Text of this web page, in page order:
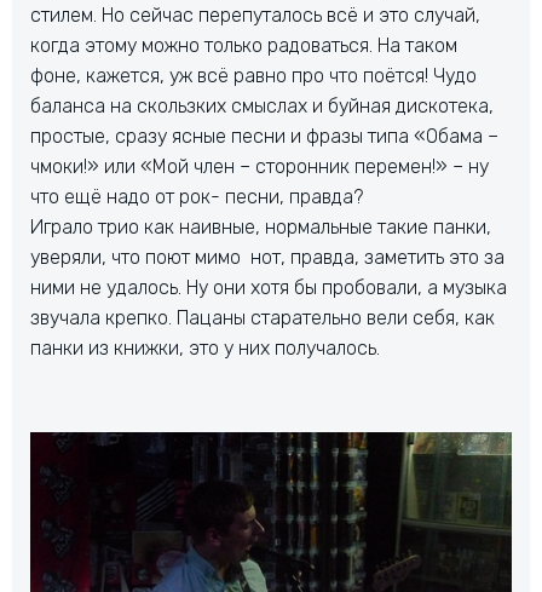
стилем. Но сейчас перепуталось всё и это случай,
когда этому можно только радоваться. На таком
фоне, кажется, уж всё равно про что поётся! Чудо
баланса на скользких смыслах и буйная дискотека,
простые, сразу ясные песни и фразы типа «Обама –
чмоки!» или «Мой член – сторонник перемен!» – ну
что ещё надо от рок- песни, правда?
Играло трио как наивные, нормальные такие панки,
уверяли, что поют мимо нот, правда, заметить это за
ними не удалось. Ну они хотя бы пробовали, а музыка
звучала крепко. Пацаны старательно вели себя, как
панки из книжки, это у них получалось.